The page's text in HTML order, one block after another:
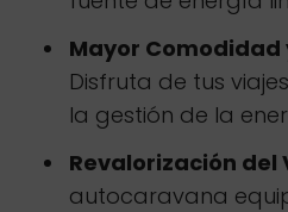
Mayor Comodidad
Disfruta de tus
la gestión de la
Revalorización del
autocaravana